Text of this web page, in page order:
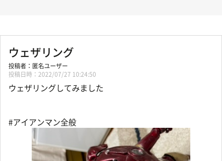
ウェザリング
2022/07/27 10:24:50
匿名ユーザー
ウェザリングしてみました
#アイアンマン全般